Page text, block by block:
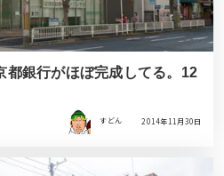
都銀行がほぼ完成してる。12
すどん 2014年11月30日